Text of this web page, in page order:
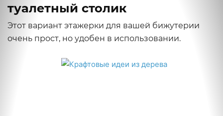
туалетный столик
Этот вариант этажерки для вашей бижутерии
очень прост, но удобен в использовании.